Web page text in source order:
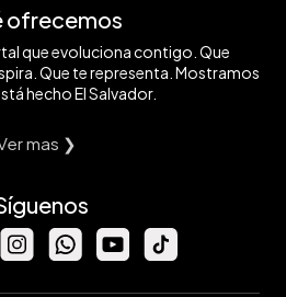
ofrecemos
que evoluciona contigo. Que
Que te representa. Mostramos
hecho El Salvador.
mas ❯